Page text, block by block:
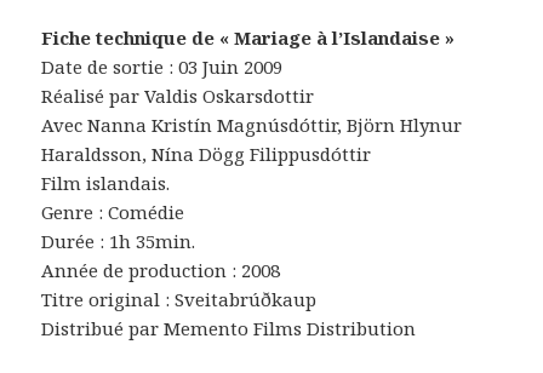
Fiche technique de « Mariage à l’Islandaise »
Date de sortie : 03 Juin 2009
Réalisé par Valdis Oskarsdottir
Avec Nanna Kristín Magnúsdóttir, Björn Hlynur
Haraldsson, Nína Dögg Filippusdóttir
Film islandais.
Genre : Comédie
Durée : 1h 35min.
Année de production : 2008
Titre original : Sveitabrúðkaup
Distribué par Memento Films Distribution